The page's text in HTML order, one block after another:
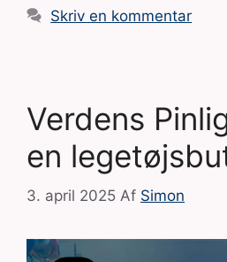
Skriv en kommentar
Verdens
en
3. april 2025 Af Simon